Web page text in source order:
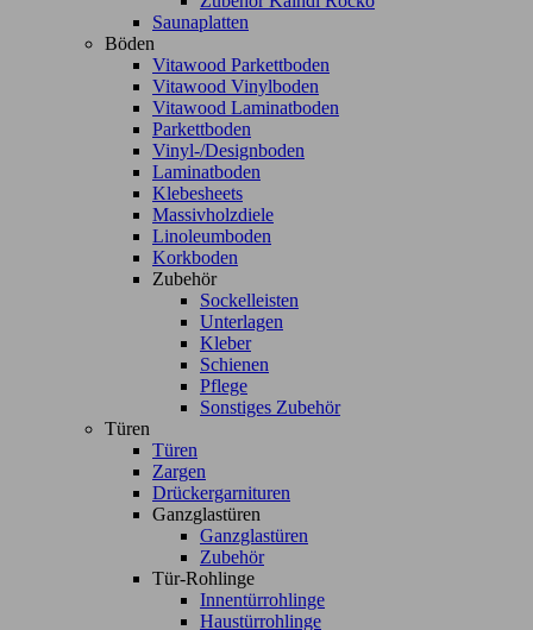
Saunaplatten
Böden
Vitawood Parkettboden
Vitawood Vinylboden
Vitawood Laminatboden
Parkettboden
Vinyl-/Designboden
Laminatboden
Klebesheets
Massivholzdiele
Linoleumboden
Korkboden
Zubehör
Sockelleisten
Unterlagen
Kleber
Schienen
Pflege
Sonstiges Zubehör
Türen
Türen
Zargen
Drückergarnituren
Ganzglastüren
Ganzglastüren
Zubehör
Tür-Rohlinge
Innentürrohlinge
Haustürrohlinge